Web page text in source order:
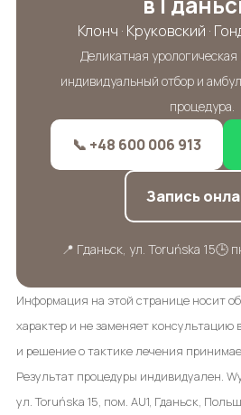
Клонч · Круковский ·
Деликатная
индивидуальный отбор и
процедура.
📞 +48 600 006 913
Запись
📍 Гданьск, ул. Toruńska 15🕒
Информация на этой странице носит
характер и не заменяет консультацию
и решение о тактике лечения
Результат процедуры индивидуален.
ул. Toruńska 15, пом. AU1, Гданьск,